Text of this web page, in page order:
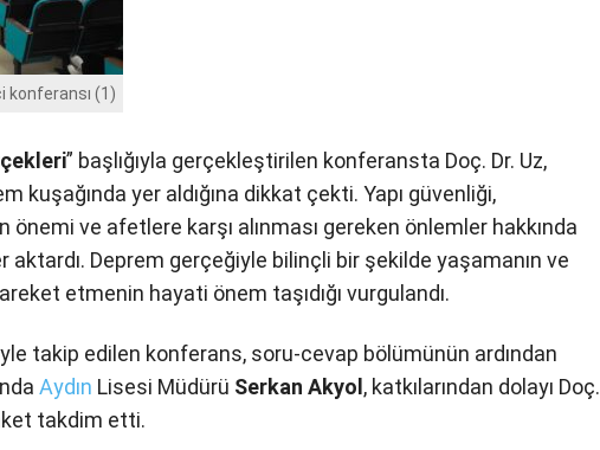
konferansı (1)
” başlığıyla gerçekleştirilen konferansta Doç. Dr. Uz,
kuşağında yer aldığına dikkat çekti. Yapı güvenliği,
ve afetlere karşı alınması gereken önlemler hakkında
aktardı. Deprem gerçeğiyle bilinçli bir şekilde yaşamanın ve
etmenin hayati önem taşıdığı vurgulandı.
takip edilen konferans, soru-cevap bölümünün ardından
Aydın Lisesi Müdürü Serkan Akyol , katkılarından dolayı Doç.
takdim etti.